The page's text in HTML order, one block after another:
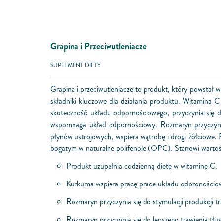
Grapina i Przeciwutleniacze
SUPLEMENT DIETY
Grapina i przeciwutleniacze to produkt, który powstał
składniki kluczowe dla działania produktu. Witamina
skuteczność układu odpornościowego, przyczynia
wspomnaga układ odpornościowy. Rozmaryn
płynów ustrojowych, wspiera wątrobę i drogi
bogatym w naturalne polifenole (OPC). Stanowi
Produkt uzupełnia codzienną dietę w witaminę C.
Kurkuma wspiera pracę prace układu
Rozmaryn przyczynia się do stymulacji produkcji